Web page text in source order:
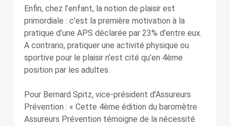
Enfin, chez l’enfant, la notion de plaisir est
primordiale : c’est la première motivation à la
pratique d’une APS déclarée par 23% d’entre eux.
A contrario, pratiquer une activité physique ou
sportive pour le plaisir n’est cité qu’en 4ème
position par les adultes.
Pour Bernard Spitz, vice-président d’Assureurs
Prévention : « Cette 4ème édition du baromètre
Assureurs Prévention témoigne de la nécessité